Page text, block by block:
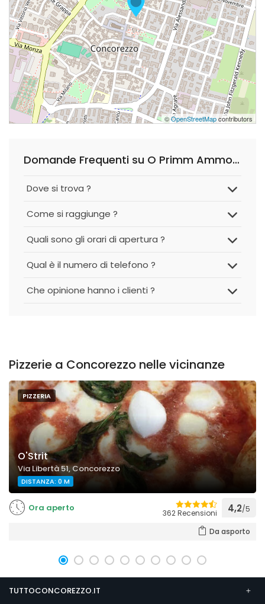
©OpenStreetMapcontributors
Domande Frequenti su O Primm Ammore
Dove si trova ?
Come si raggiunge ?
Quali sono gli orari di apertura ?
Qual è il numero di telefono ?
Che opinione hanno i clienti ?
Pizzerie a Concorezzo nelle vicinanze
PIZZERIA
O'Strit
Via Libertà 51, Concorezzo
DISTANZA: 0 M
Ora aperto 362 Recensioni 4,2/5
Da asporto
TUTTOCONCOREZZO.IT